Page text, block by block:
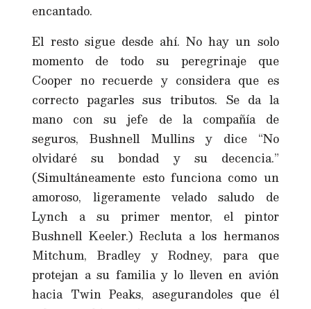
encantado.
El resto sigue desde ahí. No hay un solo
momento de todo su peregrinaje que
Cooper no recuerde y considera que es
correcto pagarles sus tributos. Se da la
mano con su jefe de la compañía de
seguros, Bushnell Mullins y dice “No
olvidaré su bondad y su decencia.”
(Simultáneamente esto funciona como un
amoroso, ligeramente velado saludo de
Lynch a su primer mentor, el pintor
Bushnell Keeler.) Recluta a los hermanos
Mitchum, Bradley y Rodney, para que
protejan a su familia y lo lleven en avión
hacia Twin Peaks, asegurandoles que él